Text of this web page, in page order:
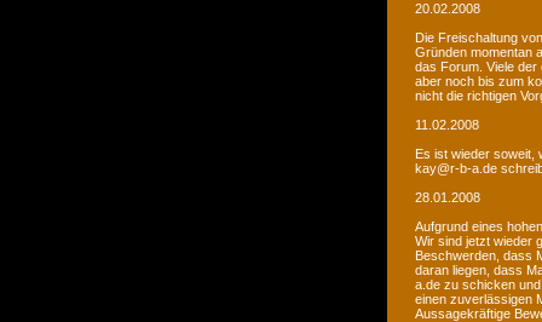
20.02.2008
Die Freischaltung
Gründen momentan
das Forum. Viele
aber noch bis zum
nicht die richtigen
11.02.2008
Es ist wieder soweit,
kay@r-b-a.de
28.01.2008
Aufgrund eines
Wir sind jetzt wieder
Beschwerden, dass
daran liegen, dass
a.de zu schicken
einen zuverlässigen
Aussagekräftige